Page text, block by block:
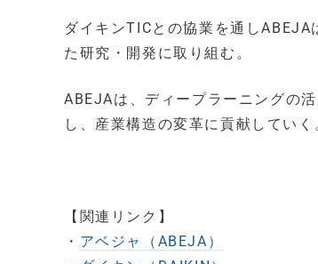
ダイキンTICとの協業を通し
た研究・開発に取り組む。
ABEJAは、ディープラーニングの
し、産業構造の変革に貢献していく
【関連リンク】
・ アベジャ（ABEJA）